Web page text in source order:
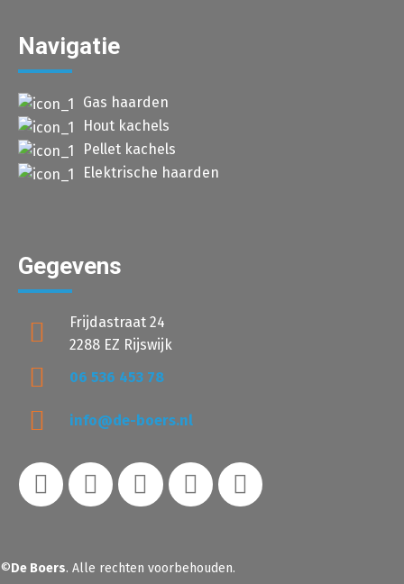
Navigatie
Gas haarden
Hout kachels
Pellet kachels
Elektrische haarden
Gegevens
Frijdastraat 24
2288 EZ Rijswijk
06 536 453 78
info@de-boers.nl
©De Boers. Alle rechten voorbehouden.